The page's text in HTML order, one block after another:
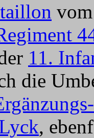
11.
die
,